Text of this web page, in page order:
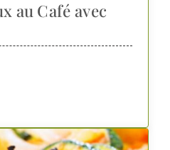
au Café avec